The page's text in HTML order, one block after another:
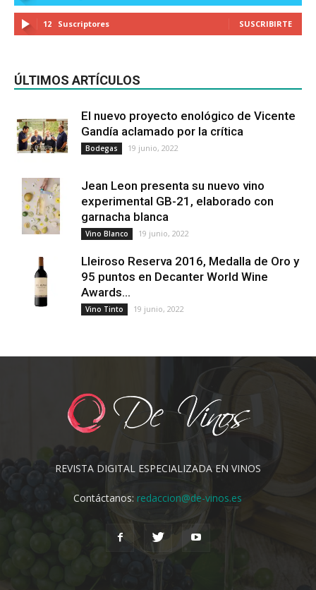
12 Suscriptores SUSCRIBIRTE
ÚLTIMOS ARTÍCULOS
El nuevo proyecto enológico de Vicente
Gandía aclamado por la crítica
Bodegas 19 junio, 2022
Jean Leon presenta su nuevo vino
experimental GB-21, elaborado con
garnacha blanca
Vino Blanco 19 junio, 2022
Lleiroso Reserva 2016, Medalla de Oro y
95 puntos en Decanter World Wine
Awards...
Vino Tinto 19 junio, 2022
REVISTA DIGITAL ESPECIALIZADA EN VINOS
Contáctanos:redaccion@de-vinos.es